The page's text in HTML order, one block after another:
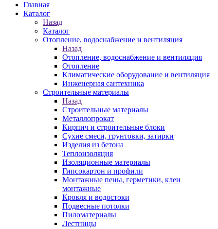
Главная
Каталог
Назад
Каталог
Отопление, водоснабжение и вентиляция
Назад
Отопление, водоснабжение и вентиляция
Отопление
Климатические оборудование и вентиляция
Инженерная сантехника
Строительные материалы
Назад
Строительные материалы
Металлопрокат
Кирпич и строительные блоки
Сухие смеси, грунтовки, затирки
Изделия из бетона
Теплоизоляция
Изоляционные материалы
Гипсокартон и профили
Монтажные пены, герметики, клеи
монтажные
Кровля и водостоки
Подвесные потолки
Пиломатериалы
Лестницы